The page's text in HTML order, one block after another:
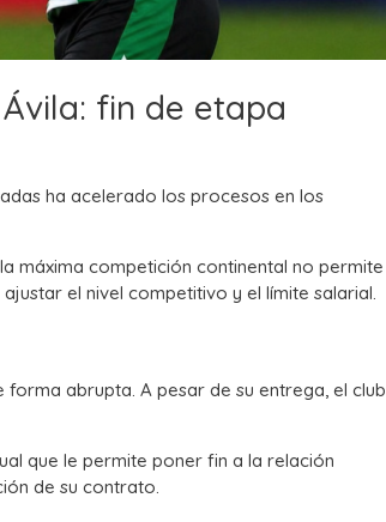
fin de etapa
ha acelerado los procesos en los
máxima competición continental no permite
el nivel competitivo y el límite salarial.
abrupta. A pesar de su entrega, el club
que le permite poner fin a la relación
de su contrato.